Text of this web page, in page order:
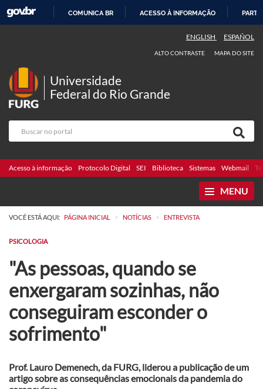
COMUNICA BR ACESSO À INFORMAÇÃO
ENGLISH ESPAÑOL
ALTO CONTRASTE MAPA DO SITE
Universidade
Federal do Rio Grande
Acesso à informação Protocolo Digital SEI Biblioteca Sistemas Webmail
MENU
VOCÊ ESTÁ AQUI: PÁGINA INICIAL > NOTÍCIAS > ENTREVISTA
PSICOLOGIA
"As pessoas, quando se
enxergaram sozinhas, não
conseguiram esconder o
sofrimento"
Prof. Lauro Demenech, da FURG, liderou a publicação de um
artigo sobre as consequências emocionais da pandemia do